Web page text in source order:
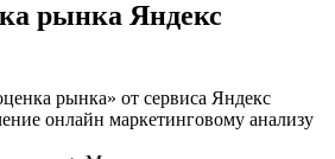
рынка Яндекс
рынка» от сервиса Яндекс
онлайн маркетинговому анализу